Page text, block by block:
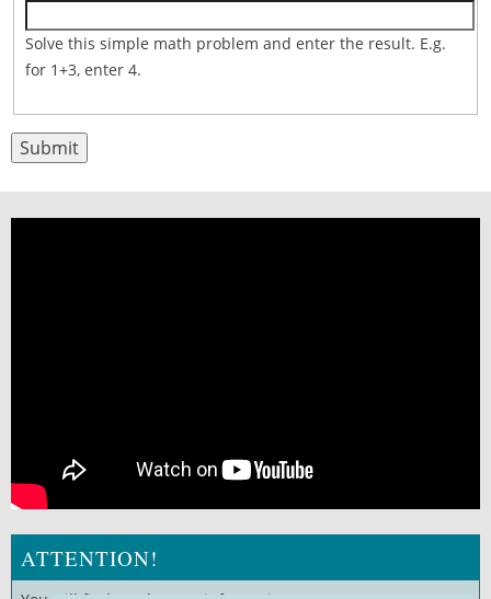
Solve this simple math problem and enter the result. E.g.
for 1+3, enter 4.
ATTENTION!